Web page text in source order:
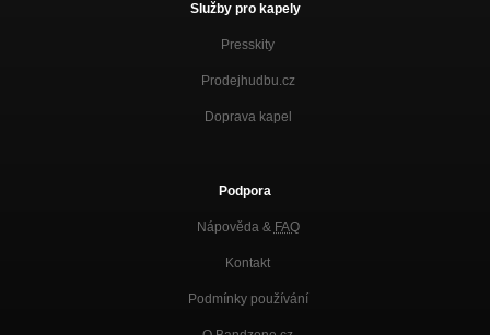
Služby pro kapely
Presskity
Prodejhudbu.cz
Doprava kapel
Podpora
Nápověda & FAQ
Kontakt
Podmínky používání